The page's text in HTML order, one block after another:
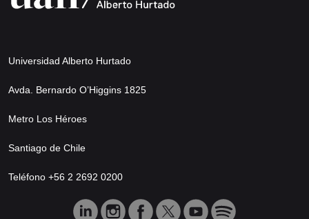
Universidad Alberto Hurtado
Avda. Bernardo O’Higgins 1825
Metro Los Héroes
Santiago de Chile
Teléfono +56 2 2692 0200